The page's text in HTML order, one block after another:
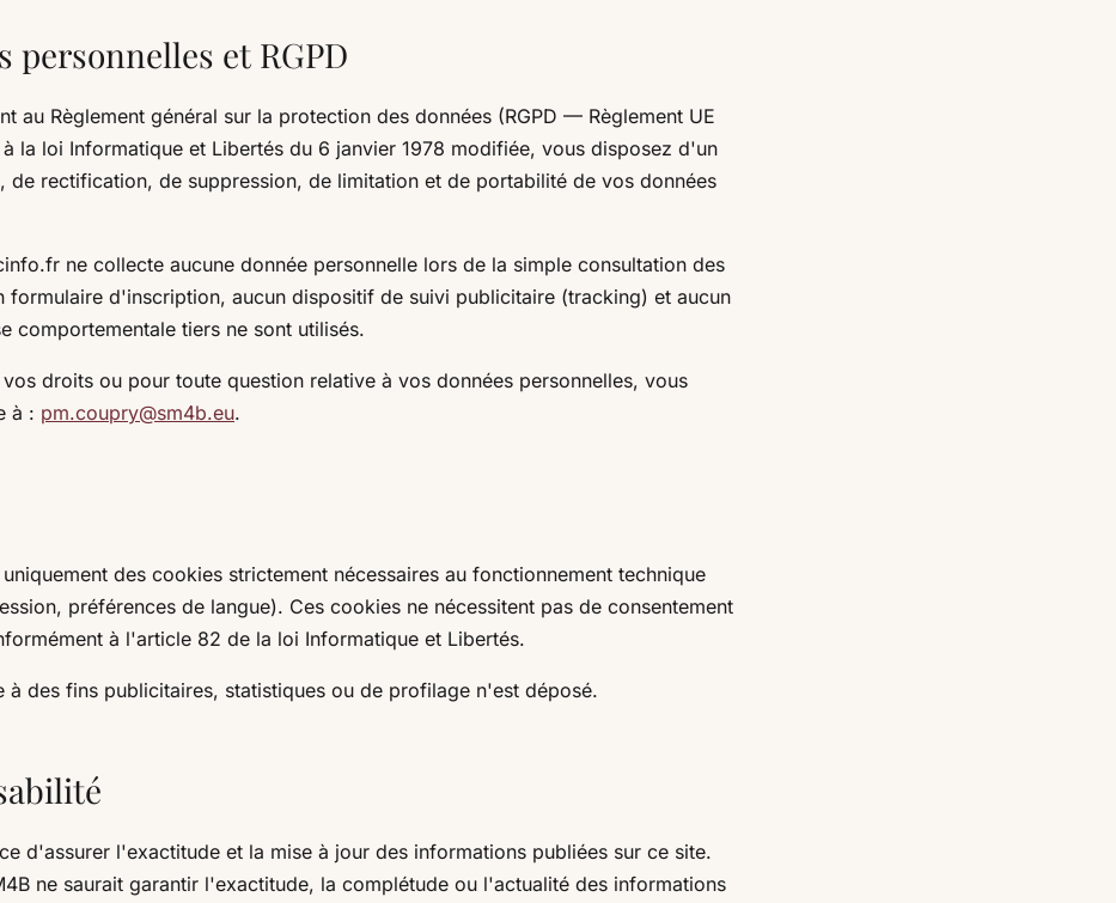
personnelles et RGPD
au Règlement général sur la protection des données (RGPD — Règlement UE
la loi Informatique et Libertés du 6 janvier 1978 modifiée, vous disposez d'un
de rectification, de suppression, de limitation et de portabilité de vos données
ne collecte aucune donnée personnelle lors de la simple consultation des
formulaire d'inscription, aucun dispositif de suivi publicitaire (tracking) et aucun
comportementale tiers ne sont utilisés.
droits ou pour toute question relative à vos données personnelles, vous
à : pm.coupry@sm4b.eu.
des cookies strictement nécessaires au fonctionnement technique
préférences de langue). Ces cookies ne nécessitent pas de consentement
à l'article 82 de la loi Informatique et Libertés.
à des fins publicitaires, statistiques ou de profilage n'est déposé.
d'assurer l'exactitude et la mise à jour des informations publiées sur ce site.
ne saurait garantir l'exactitude, la complétude ou l'actualité des informations